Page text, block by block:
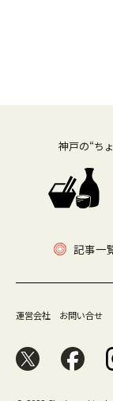
神戸の“ち
記事一
運営会社 お問い合せ